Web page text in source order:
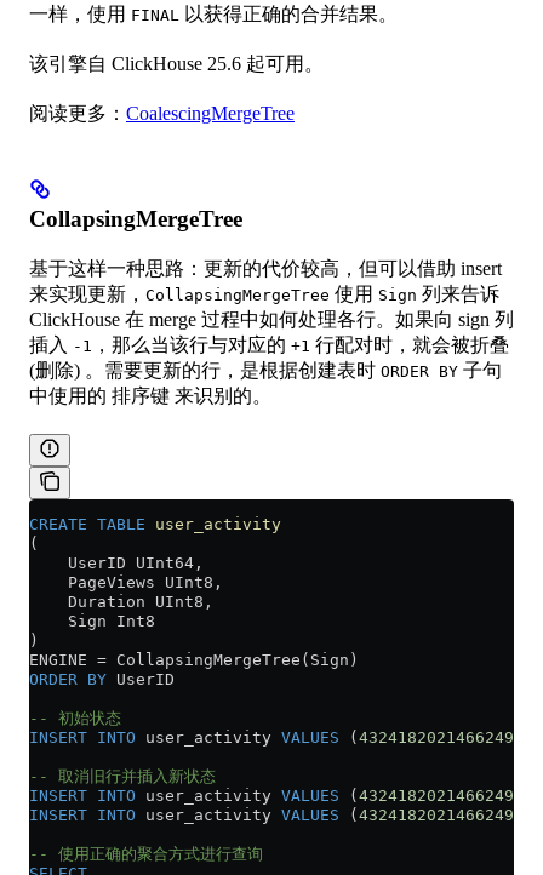
一样，使用 FINAL 以获得正确的合并结果。
该引擎自 ClickHouse 25.6 起可用。
阅读更多： CoalescingMergeTree
CollapsingMergeTree
基于这样一种思路：更新的代价较高，但可以借助 insert
来实现更新， CollapsingMergeTree 使用 Sign 列来告诉
ClickHouse 在 merge 过程中如何处理各行。如果向 sign 列
插入 -1 ，那么当该行与对应的 +1 行配对时，就会被折叠
(删除) 。需要更新的行，是根据创建表时 ORDER BY 子句
中使用的 排序键 来识别的。
CREATE TABLE user_activity
(
    UserID UInt64,
    PageViews UInt8,
    Duration UInt8,
    Sign Int8
)
ENGINE = CollapsingMergeTree(Sign)
ORDER BY UserID
-- 初始状态
INSERT INTO user_activity VALUES (4324182021466249494
-- 取消旧行并插入新状态
INSERT INTO user_activity VALUES (4324182021466249494
INSERT INTO user_activity VALUES (4324182021466249494
-- 使用正确的聚合方式进行查询